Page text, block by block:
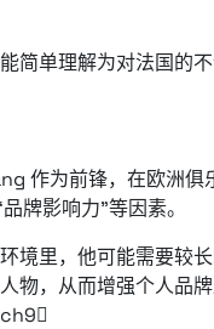
简单理解为对法国的
作为前锋，在欧洲
牌影响力”等因素。
境里，他可能需要较
物，从而增强个人品牌